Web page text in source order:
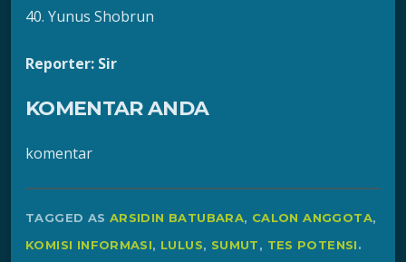
40. Yunus Shobrun
Reporter: Sir
KOMENTAR ANDA
komentar
TAGGED AS ARSIDIN BATUBARA, CALON ANGGOTA,
KOMISI INFORMASI, LULUS, SUMUT, TES POTENSI.